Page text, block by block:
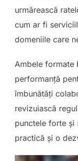
urmărească
cum ar fi
domeniile care
Ambele formate
performanță
îmbunătăți
revizuiască
punctele forte și
practică și o